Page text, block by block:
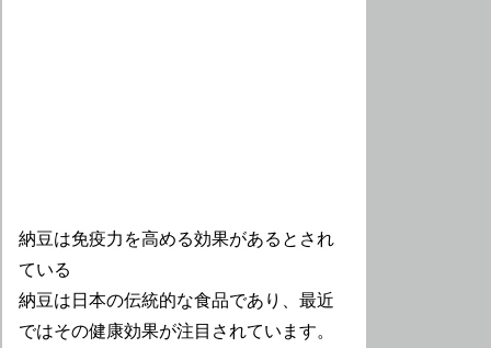
納豆は免疫力を高める効果があるとされ
ている
納豆は日本の伝統的な食品であり、最近
ではその健康効果が注目されています。